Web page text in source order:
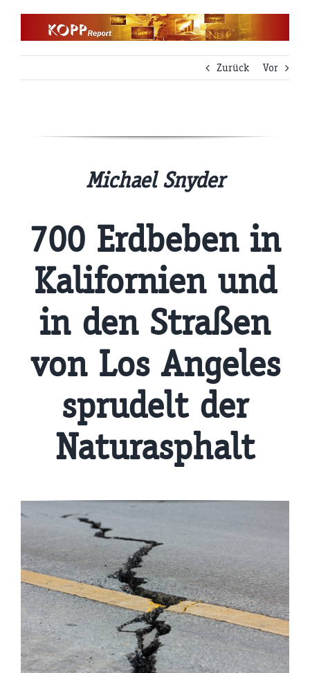
Zurück
Vor
Michael Snyder
700 Erdbeben in
Kalifornien und
in den Straßen
von Los Angeles
sprudelt der
Naturasphalt